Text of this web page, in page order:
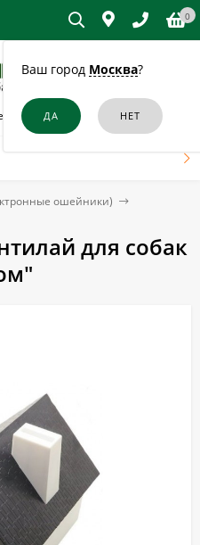
Ваш город Москва?
0
собак и кошек в Джанком
ошейники)
для собак